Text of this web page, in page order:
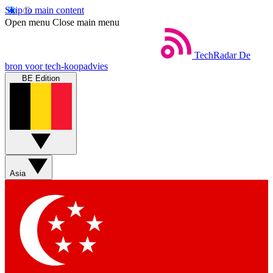
Skip to main content
Open menu Close main menu
TechRadar De
bron voor tech-koopadvies
BE Edition
Asia